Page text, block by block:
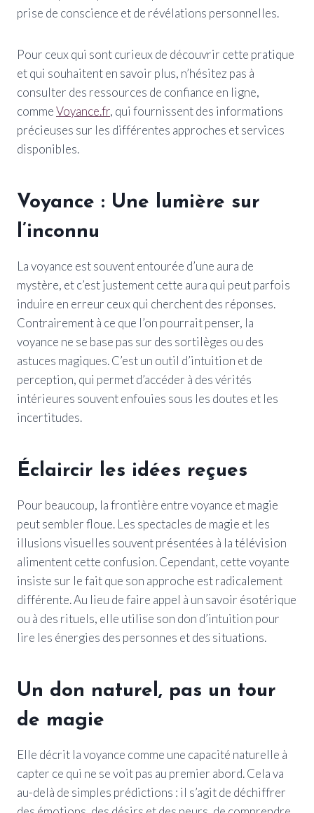
prise de conscience et de révélations personnelles.
Pour ceux qui sont curieux de découvrir cette pratique
et qui souhaitent en savoir plus, n’hésitez pas à
consulter des ressources de confiance en ligne,
commeVoyance.fr, qui fournissent des informations
précieuses sur les différentes approches et services
disponibles.
Voyance : Une lumière sur
l’inconnu
La voyance est souvent entourée d’une aura de
mystère, et c’est justement cette aura qui peut parfois
induire en erreur ceux qui cherchent des réponses.
Contrairement à ce que l’on pourrait penser, la
voyance ne se base pas sur des sortilèges ou des
astuces magiques. C’est un outil d’intuition et de
perception, qui permet d’accéder à des vérités
intérieures souvent enfouies sous les doutes et les
incertitudes.
Éclaircir les idées reçues
Pour beaucoup, la frontière entre voyance et magie
peut sembler floue. Les spectacles de magie et les
illusions visuelles souvent présentées à la télévision
alimentent cette confusion. Cependant, cette voyante
insiste sur le fait que son approche est radicalement
différente. Au lieu de faire appel à un savoir ésotérique
ou à des rituels, elle utilise son don d’intuition pour
lire les énergies des personnes et des situations.
Un don naturel, pas un tour
de magie
Elle décrit la voyance comme une capacité naturelle à
capter ce qui ne se voit pas au premier abord. Cela va
au-delà de simples prédictions : il s’agit de déchiffrer